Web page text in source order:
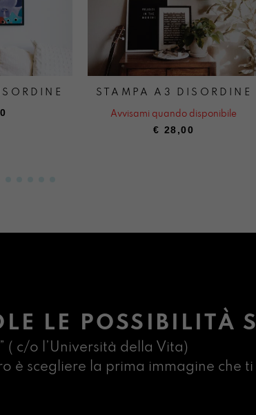
STAMPA A3 DISORDINE
Avvisami quando disponibile
€ 28,00
LE POSSIBILITÀ
( c/o l’Università della Vita)
è scegliere la prima immagine che